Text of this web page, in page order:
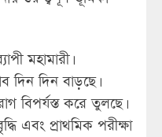
মহামারী।
দিন দিন বাড়ছে।
বিপর্যস্ত করে তুলছে।
এবং প্রাথমিক পরীক্ষা